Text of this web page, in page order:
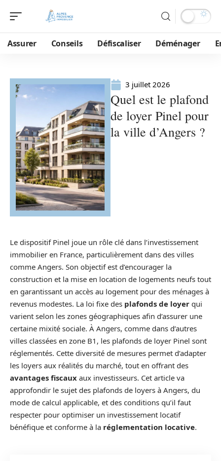
Assurer Conseils Défiscaliser Déménager
3 juillet 2026
Quel est le plafond
de loyer Pinel pour
la ville d’Angers ?
Le dispositif Pinel joue un rôle clé dans l’investissement
immobilier en France, particulièrement dans des villes
comme Angers. Son objectif est d’encourager la
construction et la mise en location de logements neufs tout
en garantissant un accès au logement pour des ménages à
revenus modestes. La loi fixe des plafonds de loyer qui
varient selon les zones géographiques afin d’assurer une
certaine mixité sociale. À Angers, comme dans d’autres
villes classées en zone B1, les plafonds de loyer Pinel sont
réglementés. Cette diversité de mesures permet d’adapter
les loyers aux réalités du marché, tout en offrant des
avantages fiscaux aux investisseurs. Cet article va
approfondir le sujet des plafonds de loyers à Angers, du
mode de calcul applicable, et des conditions qu’il faut
respecter pour optimiser un investissement locatif
bénéfique et conforme à la réglementation locative.